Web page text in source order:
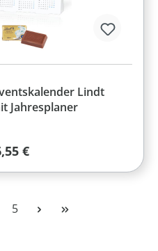
Lindt
Jahresplaner
Preis:
€
Seite
5